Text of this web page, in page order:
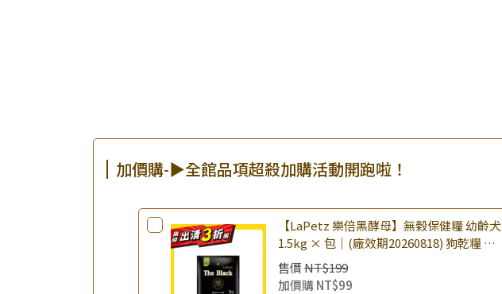
加價購-▶全館品項超殺加購活動開跑啦！
【LaPetz 樂倍黑酵母】無榖保健糧 幼齡犬
1.5kg × 包｜(廠效期20260818) 狗乾糧 狗
飼料 幼犬飼料 無穀配方｜即期品
售價NT$199
加價購NT$99